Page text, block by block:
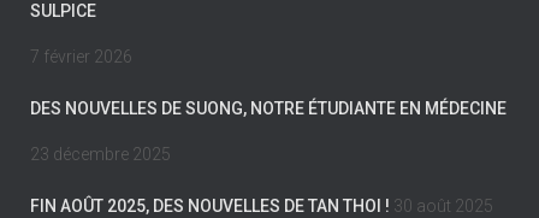
SULPICE
7 février 2026
DES NOUVELLES DE SUONG, NOTRE ÉTUDIANTE EN MÉDECINE
23 décembre 2025
FIN AOÛT 2025, DES NOUVELLES DE TAN THOI ! 30 août 2025